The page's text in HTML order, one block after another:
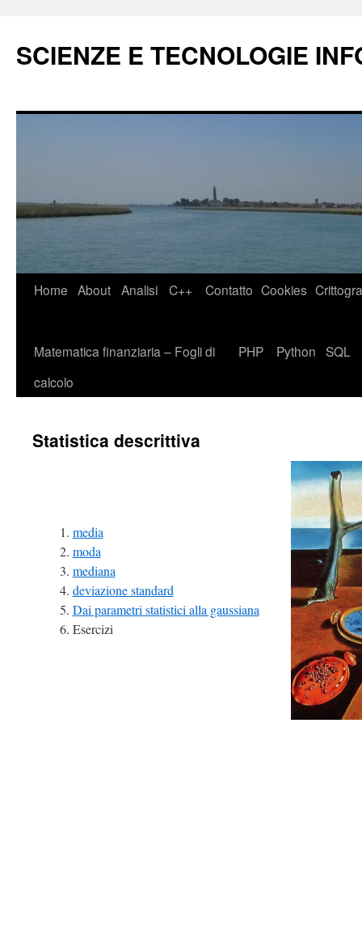
contenuto
SCIENZE E TECNOLOGIE
Home About Analisi C++ Contatto Cookies
Matematica finanziaria – Fogli di
calcolo
PHP Python SQL
Statistica descrittiva
media
moda
mediana
deviazione standard
Dai parametri statistici alla gaussiana
Esercizi